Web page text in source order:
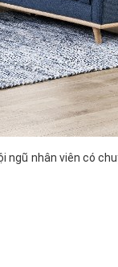
nhân viên có